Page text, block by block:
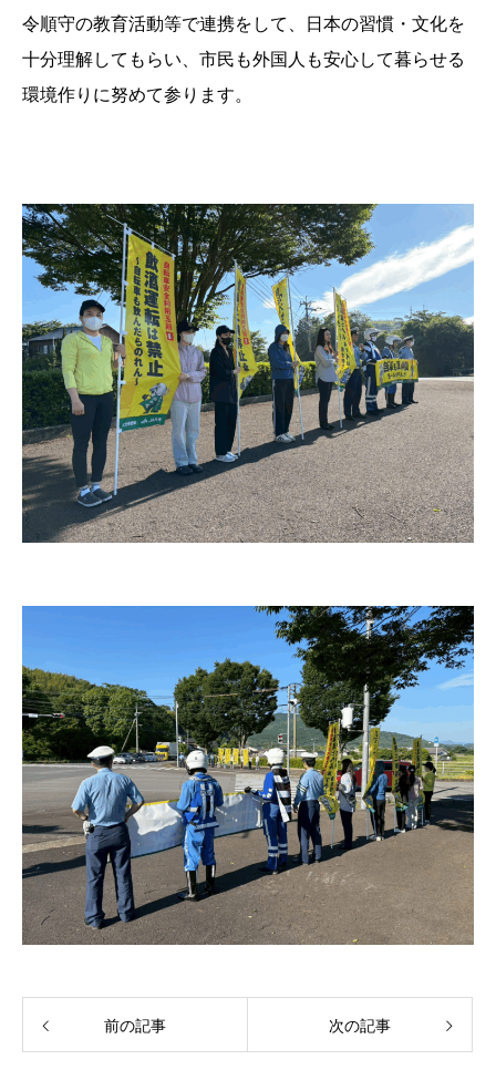
令順守の教育活動等で連携をして、日本の習慣・文化を
十分理解してもらい、市民も外国人も安心して暮らせる
環境作りに努めて参ります。
前の記事 次の記事